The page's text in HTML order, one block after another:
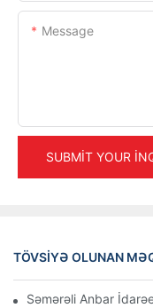
Message
SUBMIT YOUR
TÖVSIYƏ OLUNAN
Səmərəli Anbar